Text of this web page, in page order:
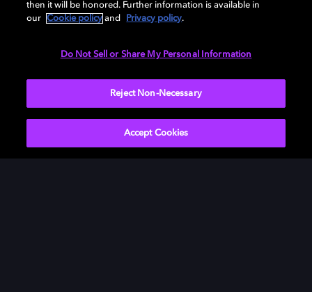
then it will be honored. Further information is available in
our
Cookie policy and Privacy policy.
Do Not Sell or Share My Personal Information
Reject Non-Necessary
Accept Cookies